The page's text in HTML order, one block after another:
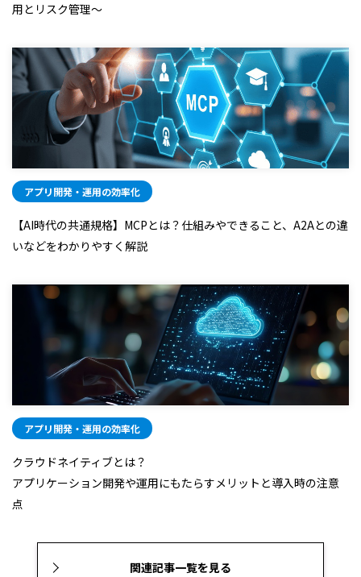
用とリスク管理～
アプリ開発・運用の効率化
【AI時代の共通規格】MCPとは？仕組みやできること、A2Aとの違
いなどをわかりやすく解説
アプリ開発・運用の効率化
クラウドネイティブとは？
アプリケーション開発や運用にもたらすメリットと導入時の注意
点
関連記事一覧を見る